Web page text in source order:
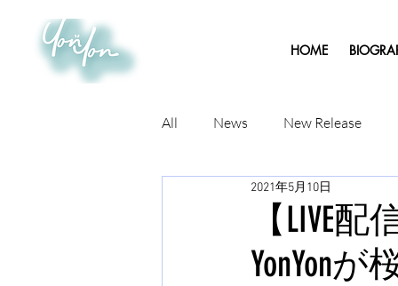
HOME
All News New Release
【LIVE
YonYon
2021年5月10日